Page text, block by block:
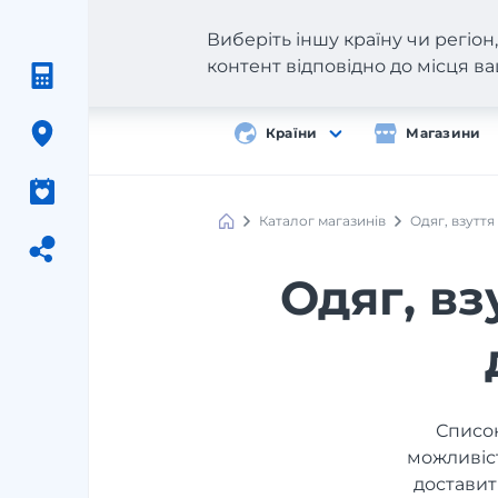
Країни Магазини
Виберіть іншу країну чи
контент відповідно до місця
Каталог магазинів Одяг,
Одяг,